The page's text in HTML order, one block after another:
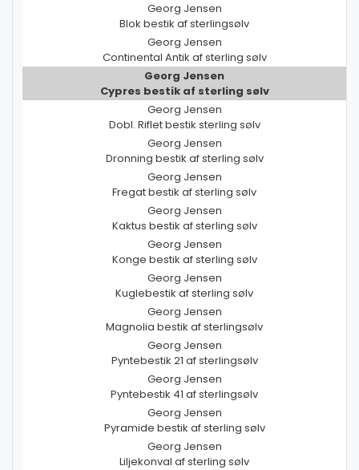
Georg Jensen
Blok bestik af sterlingsølv
Georg Jensen
Continental Antik af sterling sølv
Georg Jensen
Cypres bestik af sterling sølv
Georg Jensen
Dobl. Riflet bestik sterling sølv
Georg Jensen
Dronning bestik af sterling sølv
Georg Jensen
Fregat bestik af sterling sølv
Georg Jensen
Kaktus bestik af sterling sølv
Georg Jensen
Konge bestik af sterling sølv
Georg Jensen
Kuglebestik af sterling sølv
Georg Jensen
Magnolia bestik af sterlingsølv
Georg Jensen
Pyntebestik 21 af sterlingsølv
Georg Jensen
Pyntebestik 41 af sterlingsølv
Georg Jensen
Pyramide bestik af sterling sølv
Georg Jensen
Liljekonval af sterling sølv